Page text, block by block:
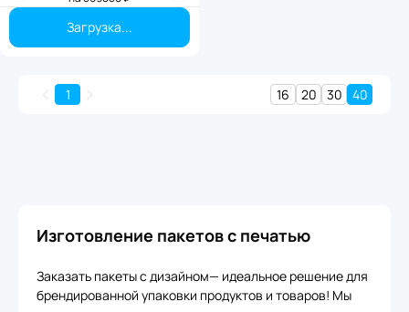
Загрузка...
1 16 20 30 40
Изготовление пакетов с печатью
Заказать пакеты с дизайном— идеальное решение для
брендированной упаковки продуктов и товаров! Мы